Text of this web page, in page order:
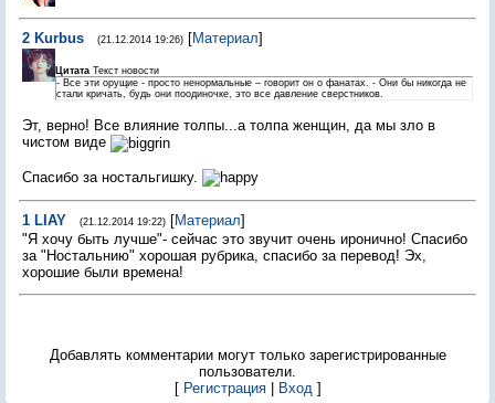
2 Kurbus (21.12.2014 19:26) [Материал]
Цитата Текст новости
- Все эти орущие - просто ненормальные – говорит он о фанатах. - Они бы никогда не
стали кричать, будь они поодиночке, это все давление сверстников.
Эт, верно! Все влияние толпы...а толпа женщин, да мы зло в
чистом виде
Спасибо за ностальгишку.
1 LIAY (21.12.2014 19:22) [Материал]
"Я хочу быть лучше"- сейчас это звучит очень иронично! Спасибо
за "Ностальнию" хорошая рубрика, спасибо за перевод! Эх,
хорошие были времена!
Добавлять комментарии могут только зарегистрированные
пользователи.
[ Регистрация| Вход]